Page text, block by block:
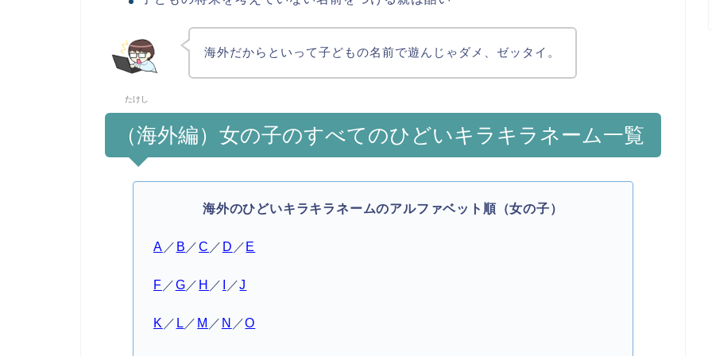
たけし
海外だからといって子どもの名前で遊んじゃダメ、ゼッタイ。
（海外編）女の子のすべてのひどいキラキラネーム一覧
海外のひどいキラキラネームのアルファベット順（女の子）
A ／ B ／C ／ D ／ E
F ／G ／ H ／ ／J
K ／ L ／ M ／ N ／O